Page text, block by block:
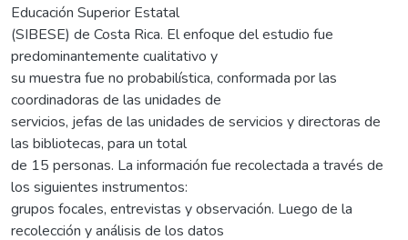
Educación Superior Estatal
(SIBESE) de Costa Rica. El enfoque del estudio fue
predominantemente cualitativo y
su muestra fue no probabilística, conformada por las
coordinadoras de las unidades de
servicios, jefas de las unidades de servicios y directoras de
las bibliotecas, para un total
de 15 personas. La información fue recolectada a través de
los siguientes instrumentos:
grupos focales, entrevistas y observación. Luego de la
recolección y análisis de los datos